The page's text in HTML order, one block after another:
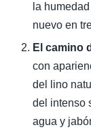
la
nuevo en
El camino
con
del lino
del intenso
agua y